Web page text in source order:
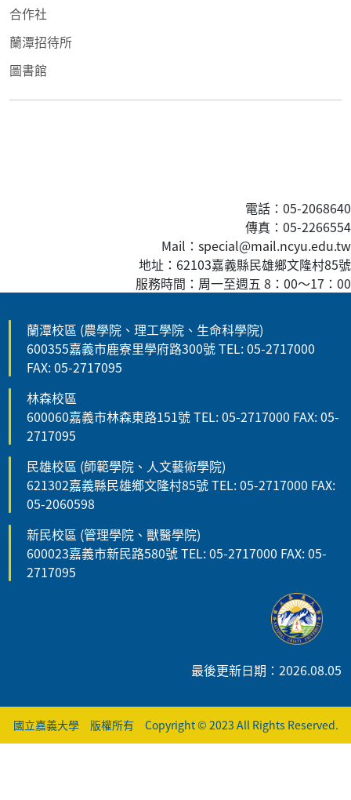
合作社
蘭潭招待所
圖書館
電話：05-2068640
傳真 ：05-2266554
Mail：special@mail.ncyu.edu.tw
地址：62103嘉義縣民雄鄉文隆村85號
服務時間：周一至週五 8：00～17：00
蘭潭校區 (農學院、理工學院、生命科學院)
600355嘉義市鹿寮里學府路300號 TEL: 05-2717000
FAX: 05-2717095
林森校區
600060嘉義市林森東路151號 TEL: 05-2717000 FAX: 05-
2717095
民雄校區 (師範學院、人文藝術學院)
621302嘉義縣民雄鄉文隆村85號 TEL: 05-2717000 FAX:
05-2060598
新民校區 (管理學院、獸醫學院)
600023嘉義市新民路580號 TEL: 05-2717000 FAX: 05-
2717095
最後更新日期：2026.08.05
國立嘉義大學 版權所有 Copyright © 2023 All Rights Reserved.